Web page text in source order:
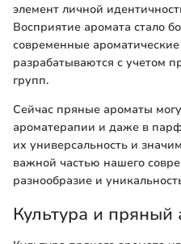
элемент личной
Восприятие аромата стало
современные
разрабатываются с учетом
групп.
Сейчас пряные ароматы
ароматерапии и даже в
их универсальность и
важной частью нашего
разнообразие и
Культура и пряный